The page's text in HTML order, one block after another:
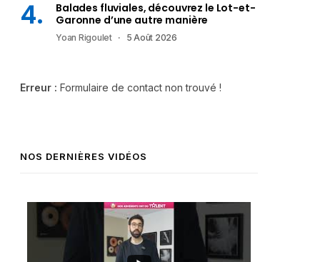
Balades fluviales, découvrez le Lot-et-
Garonne d’une autre manière
Yoan Rigoulet 5 Août 2026
Erreur : Formulaire de contact non trouvé !
NOS DERNIÈRES VIDÉOS